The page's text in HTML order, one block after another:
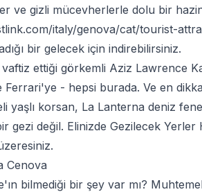
ve gizli mücevherlerle dolu bir
italy/genova/cat/tourist-
bir gelecek için indirebilirsiniz.
vaftiz ettiği görkemli Aziz Lawrence
Ferrari'ye - hepsi burada. Ve en
yaşlı korsan, La Lanterna deniz
gezi değil. Elinizde Gezilecek Yerler
Cenova
bilmediği bir şey var mı?